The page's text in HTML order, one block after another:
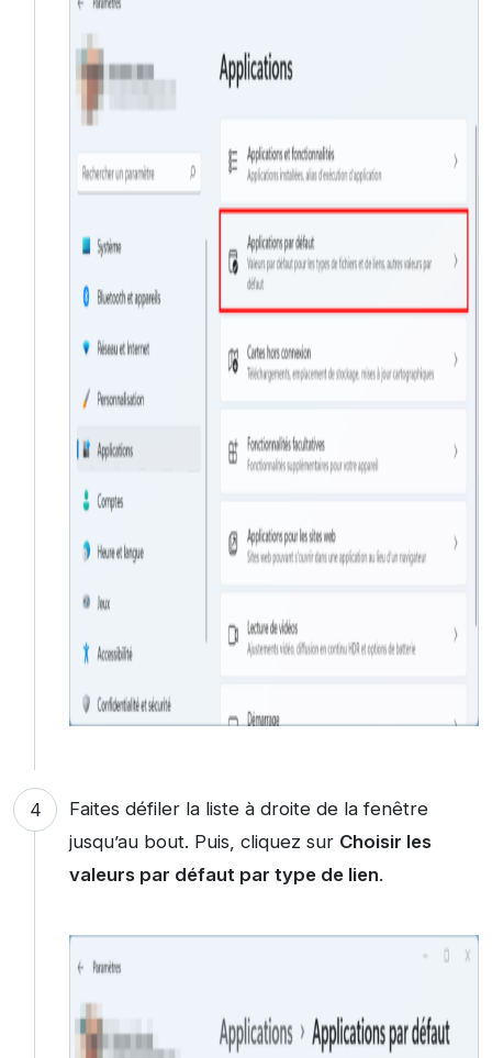
Faites défiler la liste à droite de la fenêtre
jusqu’au bout. Puis, cliquez sur Choisir les
valeurs par défaut par type de lien.